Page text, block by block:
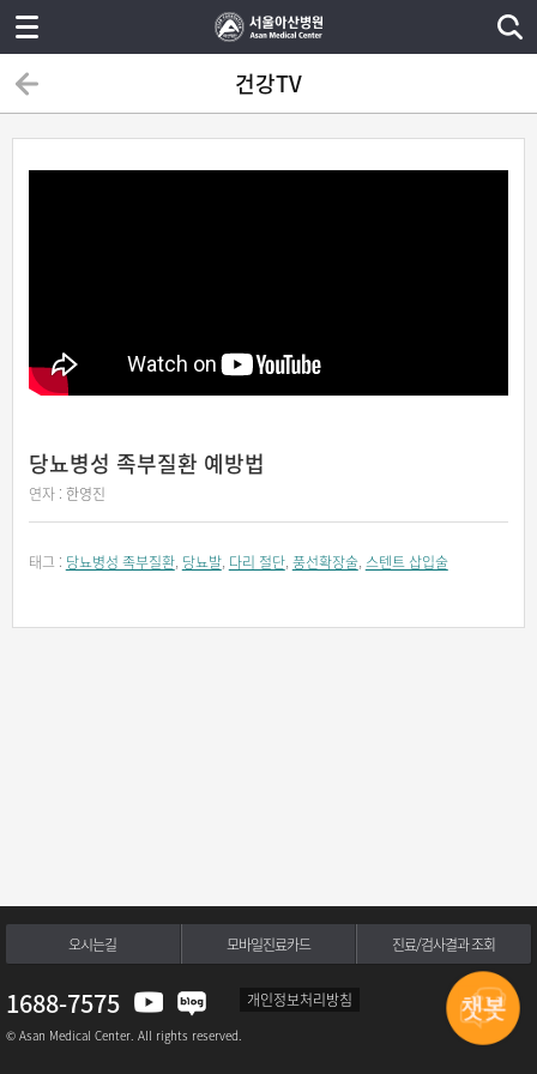
건강TV
당뇨병성 족부질환 예방법
연자 : 한영진
태그 : 당뇨병성 족부질환, 당뇨발, 다리 절단, 풍선확장술, 스텐트 삽입술
오시는길 모바일진료카드 진료/검사결과 조회
1688-7575 개인정보처리방침
© Asan Medical Center. All rights reserved.